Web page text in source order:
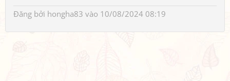
Đăng bởi hongha83 vào 10/08/2024 08:19